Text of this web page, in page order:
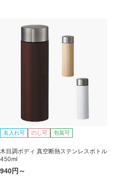
名入れ可 のし可 包装可
木目調ボディ 真空断熱ステンレスボトル
450ml
940円～